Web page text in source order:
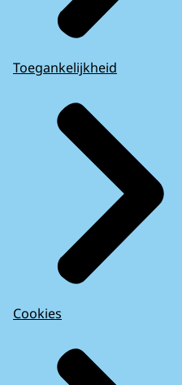
Toegankelijkheid
Cookies